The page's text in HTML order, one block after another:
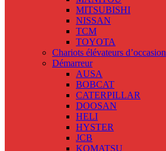
MITSUBISHI
NISSAN
TCM
TOYOTA
Chariots élévateurs d’occasion
Démarreur
AUSA
BOBCAT
CATERPILLAR
DOOSAN
HELI
HYSTER
JCB
KOMATSU